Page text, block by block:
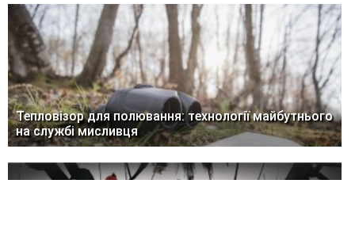
Тепловізор для полювання: технології майбутнього
на службі мисливця